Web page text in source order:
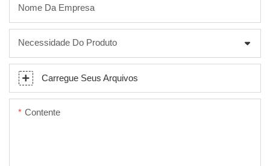
Nome Da Empresa
Necessidade Do Produto
Carregue Seus Arquivos
Contente